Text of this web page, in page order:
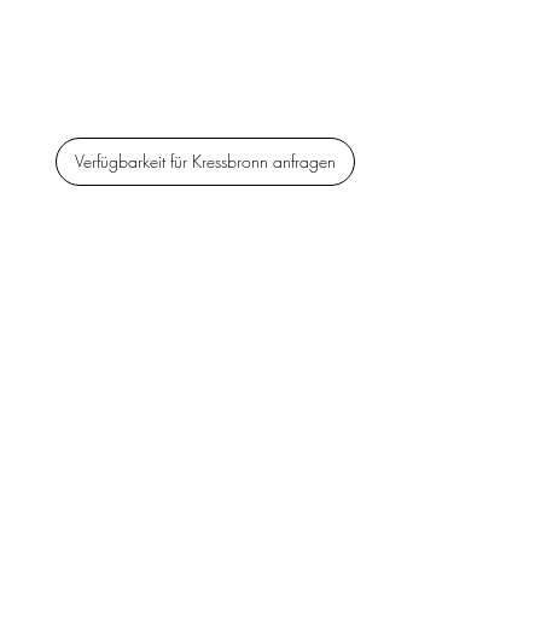
Verfügbarkeit für Kressbronn anfragen